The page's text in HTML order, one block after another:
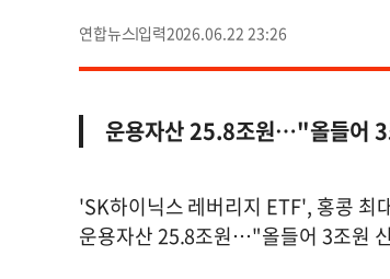
연합뉴스 2026.06.22 23:26
운용자산 25.8조원…"올들어 3
'SK하이닉스 레버리지 ETF', 홍콩 최
운용자산 25.8조원…"올들어 3조원